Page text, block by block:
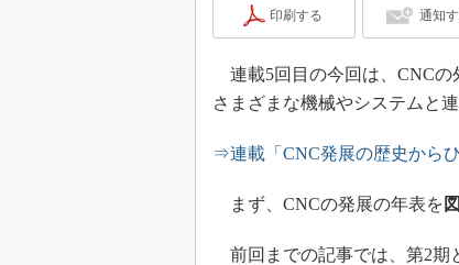
印刷する 通知
連載5回目の今回は、CNCの
さまざまな機械やシステムと
⇒連載「CNC発展の歴史から
まず、CNCの発展の年表を
前回までの記事では、第2期